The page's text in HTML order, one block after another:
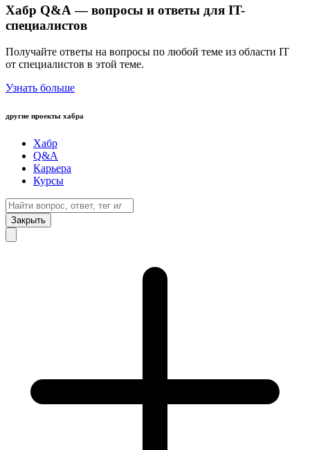
Хабр Q&A — вопросы и ответы для IT-
специалистов
Получайте ответы на вопросы по любой теме из области IT
от специалистов в этой теме.
Узнать больше
другие проекты хабра
Хабр
Q&A
Карьера
Курсы
Закрыть